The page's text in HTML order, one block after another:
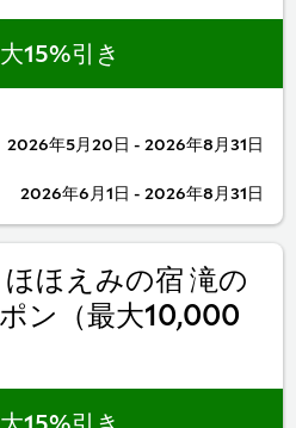
2026年5月20日 - 2026年8月31日
2026年6月1日 - 2026年8月31日
15%引き
ほえみの宿 滝の
ン（最大10,000